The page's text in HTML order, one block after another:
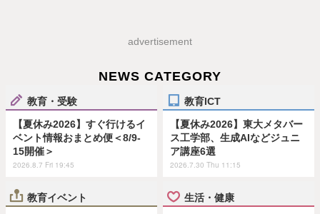
advertisement
NEWS CATEGORY
教育・受験
【夏休み2026】すぐ行けるイ
ベント情報おまとめ便＜8/9-
15開催＞
2026.8.7 Fri 19:45
教育ICT
【夏休み2026】東大メタバー
ス工学部、生成AIなどジュニ
ア講座6選
2026.7.30 Thu 11:15
教育イベント 生活・健康